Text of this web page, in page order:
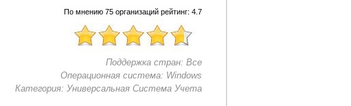
По мнению 75 организаций рейтинг: 4.7
Поддержка стран: Все
Операционная система: Windows
Категория: Универсальная Система Учета